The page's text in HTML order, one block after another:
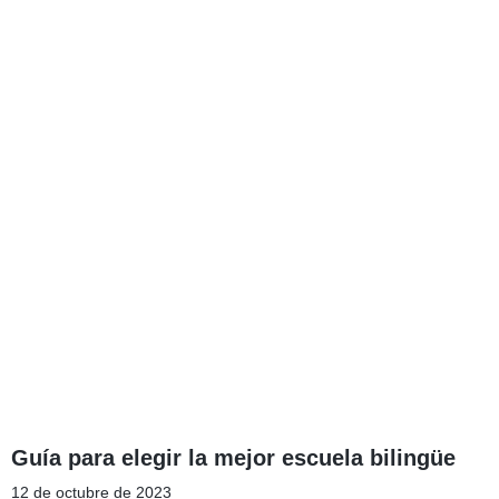
Guía para elegir la mejor escuela bilingüe
12 de octubre de 2023